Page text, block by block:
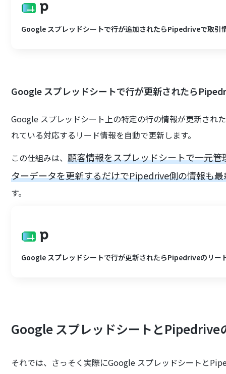
Google スプレッドシートで行が追加されたらPipedriveで取引
Google スプレッドシートで行が更新されたら
Google スプレッドシート上の特定の行の情報が更新され
れている対応するリード情報を自動で更新します。
この仕組みは、顧客情報をスプレッドシートで一元
ターデータを更新するだけでPipedrive側の情報も
す。
Google スプレッドシートで行が更新されたらPipedriveのリー
Google スプレッドシートとPipedrive
それでは、さっそく実際にGoogle スプレッドシートと